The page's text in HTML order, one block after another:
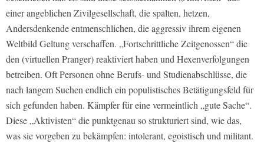
einer angeblichen Zivilgesellschaft, die spalten, hetzen,
Andersdenkende entmenschlichen, die aggressiv ihrem eigenen
Weltbild Geltung verschaffen. „Fortschrittliche Zeitgenossen“ die
den (virtuellen Pranger) reaktiviert haben und Hexenverfolgungen
betreiben. Oft Personen ohne Berufs- und Studienabschlüsse, die
nach langem Suchen endlich ein populistisches Betätigungsfeld für
sich gefunden haben. Kämpfer für eine vermeintlich „gute Sache“.
Diese „Aktivisten“ die punktgenau so strukturiert sind, wie das,
was sie vorgeben zu bekämpfen: intolerant, egoistisch und militant.